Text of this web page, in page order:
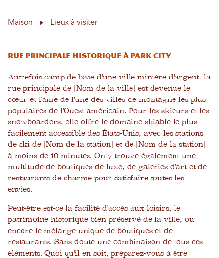
Maison Lieux à visiter
Rue principale historique à Park City
Autrefois camp de base d'une ville minière d'argent, la
rue principale de [Nom de la ville] est devenue le
cœur et l'âme de l'une des villes de montagne les plus
populaires de l'Ouest américain. Pour les skieurs et les
snowboarders, elle offre le domaine skiable le plus
facilement accessible des États-Unis, avec les stations
de ski de [Nom de la station] et de [Nom de la station]
à moins de 10 minutes. On y trouve également une
multitude de boutiques de luxe, de galeries d'art et de
restaurants de charme pour satisfaire toutes les
envies.
Peut-être est-ce la facilité d'accès aux loisirs, le
patrimoine historique bien préservé de la ville, ou
encore le mélange unique de boutiques et de
restaurants. Sans doute une combinaison de tous ces
éléments. Quoi qu'il en soit, préparez-vous à être